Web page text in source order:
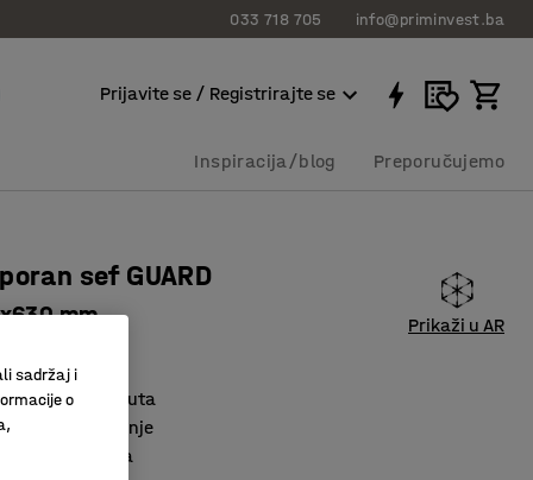
033 718 705 info@priminvest.ba
Prijavite se / Registrirajte se
Inspiracija/blog Preporučujemo
sef GUARD
mm Prikaži u AR
do 120 minuta
na zaključavanje
kodna brava
sadržaj i
o